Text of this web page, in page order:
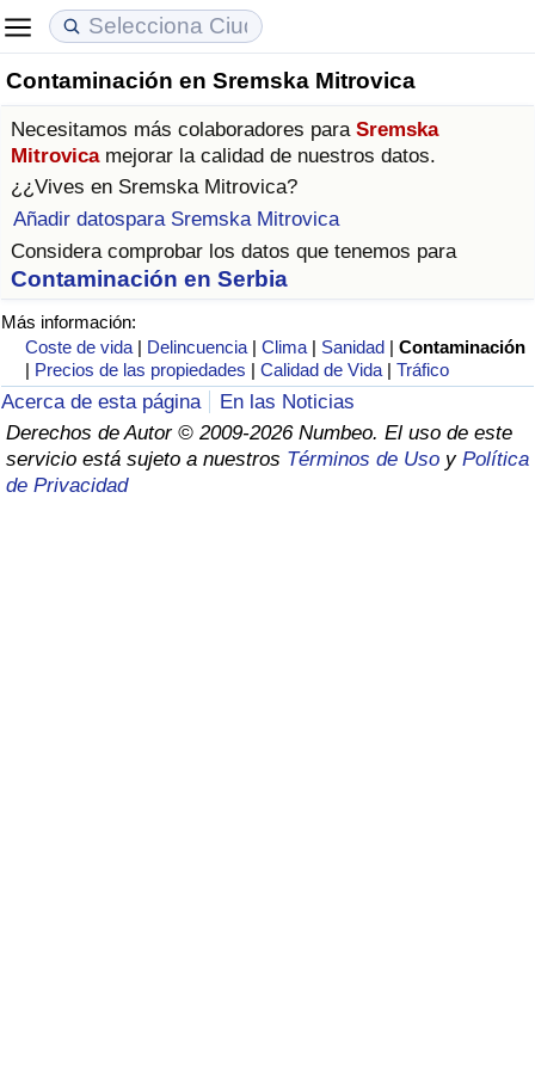
Contaminación en Sremska Mitrovica
Necesitamos más colaboradores para Sremska
Mitrovicamejorar la calidad de nuestros datos.
¿¿Vives en Sremska Mitrovica?
Añadir datospara Sremska Mitrovica
Considera comprobar los datos que tenemos para
Contaminación en Serbia
Más información:
Coste de vida | Delincuencia |Clima | Sanidad |Contaminación
| Precios de las propiedades |Calidad de Vida |Tráfico
Acerca de esta página
En las Noticias
Derechos de Autor © 2009-2026 Numbeo. El uso de este
servicio está sujeto a nuestros Términos de Uso y Política
de Privacidad
Coste de vida
Índice de Costo de Vida (Actual)
Índice de Costo de Vida
Índice de costo de vida por país
en aqaba
Precios de las propiedades
Índice de Precios de Inmuebles (Actual)
Índice de Precios de Inmuebles
Índice de Precios de Inmuebles por País
Calidad de Vida
Índice de Calidad de Vida
Índice de Calidad de Vida (Actual)
Índice de calidad de vida por país
Delincuencia
Calificación del Índice de Criminalidad
(Actual)
Índice de Criminalidad